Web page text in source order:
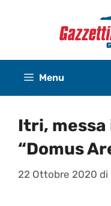
Menu
Itri,
“Domus
22 Ottobre 2020 di